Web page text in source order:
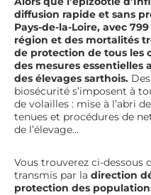
diffusion rapide et sans
Pays-de-la-Loire, avec
région et des mortalités
de protection de tous les
des mesures essentielles
des élevages sarthois.
biosécurité s’imposent à
de volailles : mise à l’abri
tenues et procédures de
de l’élevage…
Vous trouverez ci-dessous
transmis par la direction
protection des